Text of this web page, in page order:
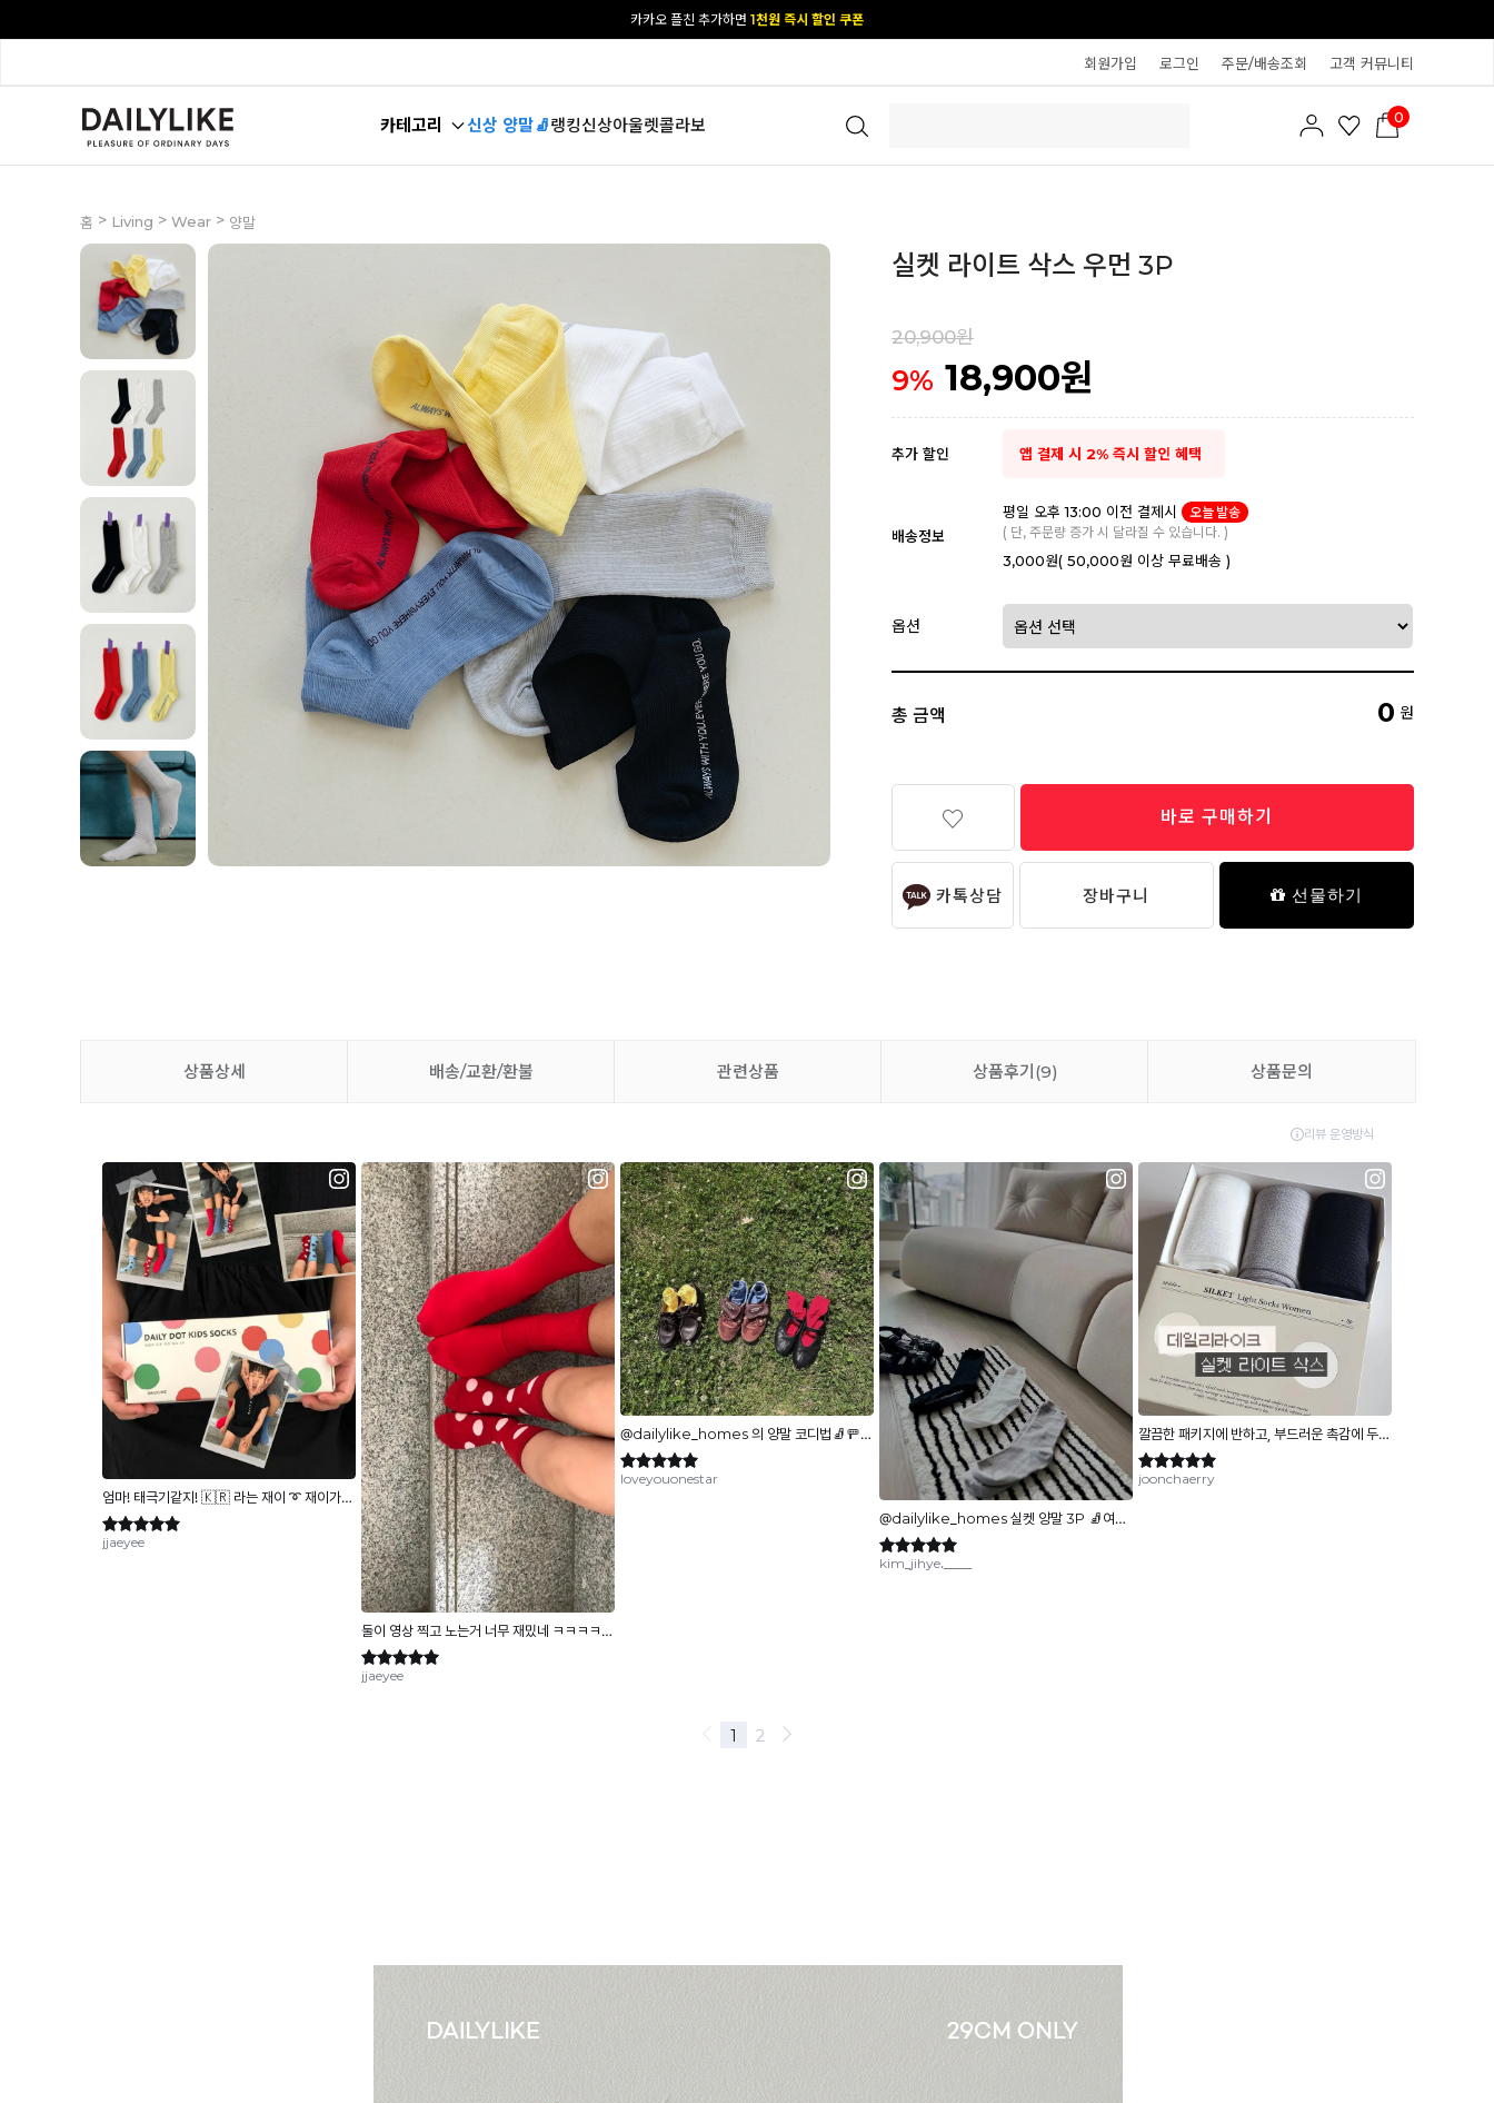
[공식몰 단독] 앱 다운받고2% 결제 할인 받기
회원가입 로그인 주문/배송조회 고객 커뮤니티
카테고리 신상 양말🧦랭킹신상아울렛콜라보 0
홈 > Living > Wear > 양말
실켓 라이트 삭스 우먼 3P
20,900원
9% 18,900원
추가 할인 앱 결제 시 2% 즉시 할인 혜택
배송정보
평일 오후 13:00 이전 결제시
오늘 발송
( 단, 주문량 증가 시 달라질 수 있습니다. )
3,000원( 50,000원 이상 무료배송 )
옵션
총 금액 0 원
바로 구매하기
카톡상담 장바구니 선물하기
상품상세 배송/교환/환불 관련상품 상품후기(9) 상품문의